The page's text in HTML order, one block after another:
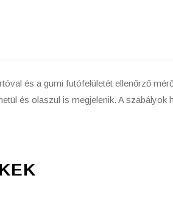
és a gumi futófelületét ellenőrző
és olaszul is megjelenik. A szabályok